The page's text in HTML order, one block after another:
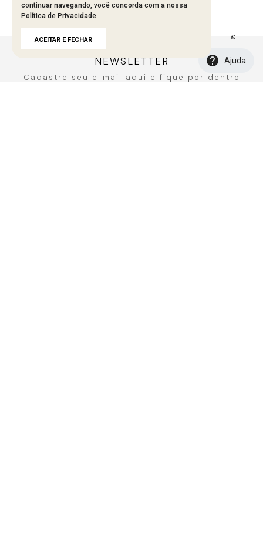
Ajuda
Carregando avaliações…
continuar navegando, você concorda com a nossa
Política de Privacidade.
ACEITAR E FECHAR
NEWSLETTER
Cadastre seu e-mail aqui e fique por dentro